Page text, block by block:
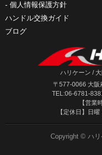
個人情報保護方針
ハンドル交換ガイド
ブログ
ハリケーン /
〒577-0066 大阪
TEL:06-6781-
【営業
【定休日】日
Copyright © ハ